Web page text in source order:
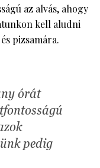
az alvás, ahogy
kell aludni
pizsamára.
órát
pedig